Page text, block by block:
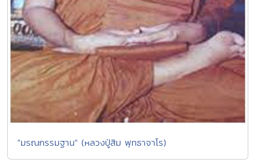
"มรณกรรมฐาน" (หลวงปู่สิม พุทธาจาโร)